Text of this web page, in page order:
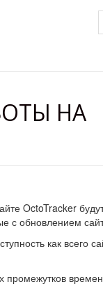
НА
OctoTracker
с обновлением
как всего
промежутков